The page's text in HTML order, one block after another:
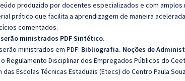
produzido por docentes especializados e com
prático que facilita a aprendizagem de maneira
comentados.
serão ministrados PDF Sintético.
ministrados em PDF: Bibliografia. Noções de
Regulamento Disciplinar dos Empregados Públicos do
das Escolas Técnicas Estaduais (Etecs) do Centro Paula